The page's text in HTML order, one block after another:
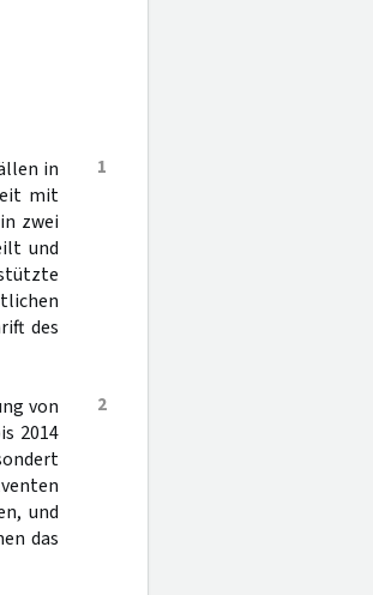
1
in
mit
zwei
und
des
2
von
2014
und
das